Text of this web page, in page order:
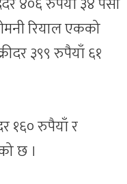
रियाल एकको
३९९ रुपैयाँ ६१
१६० रुपैयाँ र
छ ।